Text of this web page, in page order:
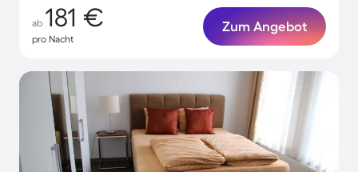
ab 181 €
pro Nacht
Zum Angebot